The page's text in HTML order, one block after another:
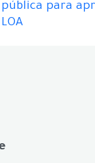
pública para
LOA